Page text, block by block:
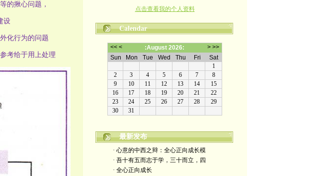
的揪心问题，
设
化行为的问题
考给于用上处理
点击查看我的个人资料
Calendar
最新发布
· 心意的中西之辩：全心正向成长模
· 吾十有五而志于学，三十而立，四
· 全心正向成长